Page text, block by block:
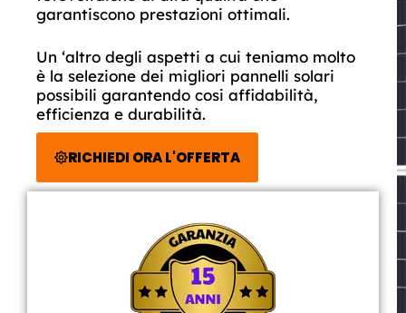
garantiscono prestazioni ottimali.
Un ‘altro degli aspetti a cui teniamo molto
è la selezione dei migliori pannelli solari
possibili garantendo cosi affidabilità,
efficienza e durabilità.
RICHIEDI ORA L'OFFERTA